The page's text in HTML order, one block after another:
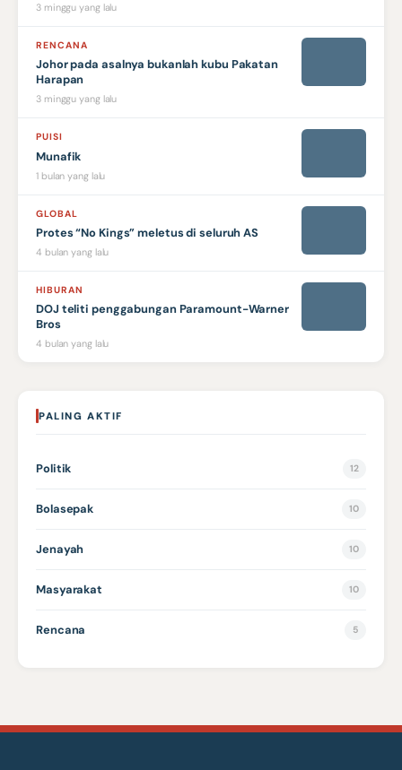
3 minggu yang lalu
RENCANA
Johor pada asalnya bukanlah kubu Pakatan
Harapan
3 minggu yang lalu
PUISI
Munafik
1 bulan yang lalu
GLOBAL
Protes “No Kings” meletus di seluruh AS
4 bulan yang lalu
HIBURAN
DOJ teliti penggabungan Paramount-Warner
Bros
4 bulan yang lalu
PALING AKTIF
Politik 12
Bolasepak 10
Jenayah 10
Masyarakat 10
Rencana 5